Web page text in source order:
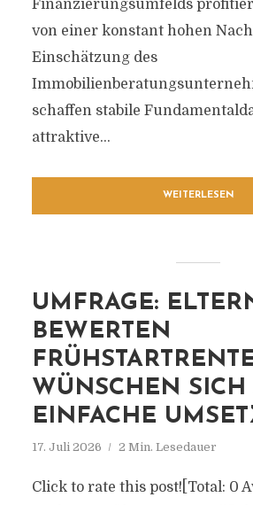
Finanzierungsumfelds
von einer konstant hohen
Einschätzung des
schaffen stabile
attraktive...
WEITERLESEN
UMFRAGE:
BEWERTEN
WÜNSCHEN SICH
EINFACHE
17. Juli 2026 2 Min. Lesedauer
Click to rate this post![Total: 0